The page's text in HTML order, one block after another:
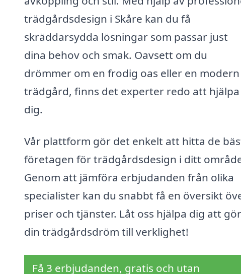
trädgårdsdesign i Skåre kan du få
skräddarsydda lösningar som passar just
dina behov och smak. Oavsett om du
drömmer om en frodig oas eller en modern
trädgård, finns det experter redo att hjälpa
dig.
Vår plattform gör det enkelt att hitta de
företagen för trädgårdsdesign i ditt
Genom att jämföra erbjudanden från olika
specialister kan du snabbt få en översikt
priser och tjänster. Låt oss hjälpa dig att
din trädgårdsdröm till verklighet!
Få 3 erbjudanden, gratis och utan